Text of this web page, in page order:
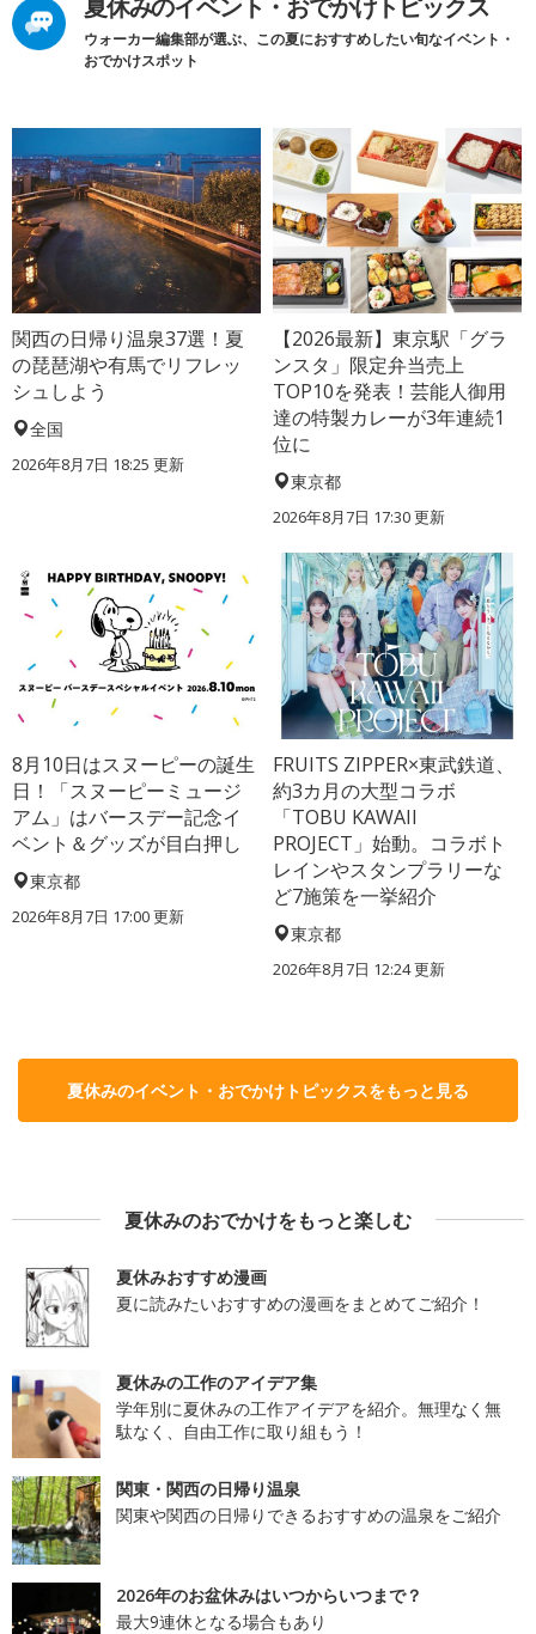
ウォーカー編集部が選ぶ、この夏におすすめしたい旬なイベント・
おでかけスポット
関西の日帰り温泉37選！夏
の琵琶湖や有馬でリフレッ
シュしよう
全国
2026年8月7日 18:25 更新
【2026最新】東京駅「グラ
ンスタ」限定弁当売上
TOP10を発表！芸能人御用
達の特製カレーが3年連続1
位に
東京都
2026年8月7日 17:30更新
8月10日はスヌーピーの誕生
日！「スヌーピーミュージ
アム」はバースデー記念イ
ベント＆グッズが目白押し
東京都
2026年8月7日 17:00更新
FRUITS ZIPPER×東武鉄道、
約3カ月の大型コラボ
「TOBU KAWAII
PROJECT」始動。コラボト
レインやスタンプラリーな
ど7施策を一挙紹介
東京都
2026年8月7日 12:24更新
夏休みのイベント・おでかけトピックスをもっと見る
夏休みのおでかけをもっと楽しむ
夏休みおすすめ漫画
夏に読みたいおすすめの漫画をまとめてご紹介！
夏休みの工作のアイデア集
学年別に夏休みの工作アイデアを紹介。無理なく無
駄なく、自由工作に取り組もう！
関東・関西の日帰り温泉
関東や関西の日帰りできるおすすめの温泉をご紹介
2026年のお盆休みはいつからいつまで？
最大9連休となる場合もあり